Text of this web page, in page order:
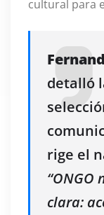
cultural para
detalló
rige el
“ONGO
clara: